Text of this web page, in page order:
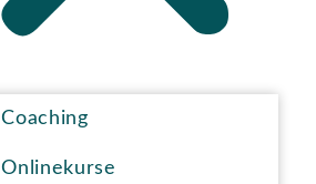
Coaching
Onlinekurse